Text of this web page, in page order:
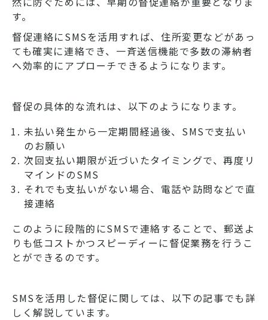
す。
督促連絡にSMSを活用すれば、住所変更などがあっ
ても確実に連絡でき、一斉送信機能で多数の滞納者
へ効率的にアプローチできるようになります。
督促の具体的な流れは、以下のようになります。
未払い発生から一定期間経過後、SMSで支払い
のお願い
次回支払い期限が近づいたタイミングで、再度リ
マインドのSMS
それでも支払いがない場合、電話や訪問などで直
接連絡
このように段階的にSMSで連絡することで、郵送よ
りも低コストかつスピーディーに督促業務を行うこ
とができるのです。
SMSを活用した督促に関しては、以下の記事でも詳
しく解説しています。